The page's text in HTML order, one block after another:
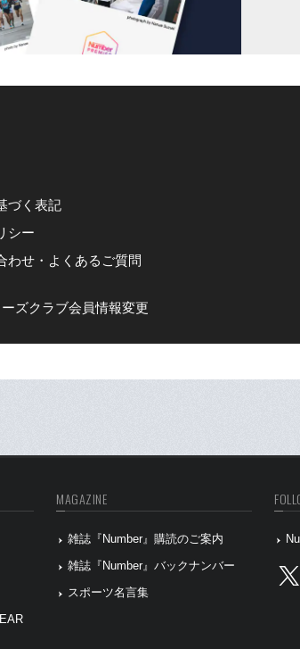
づく表記
シー
わせ・よくあるご質問
ズクラブ会員情報変更
MAGAZINE
雑誌『Number』購読のご案内
雑誌『Number』バックナンバー
スポーツ名言集